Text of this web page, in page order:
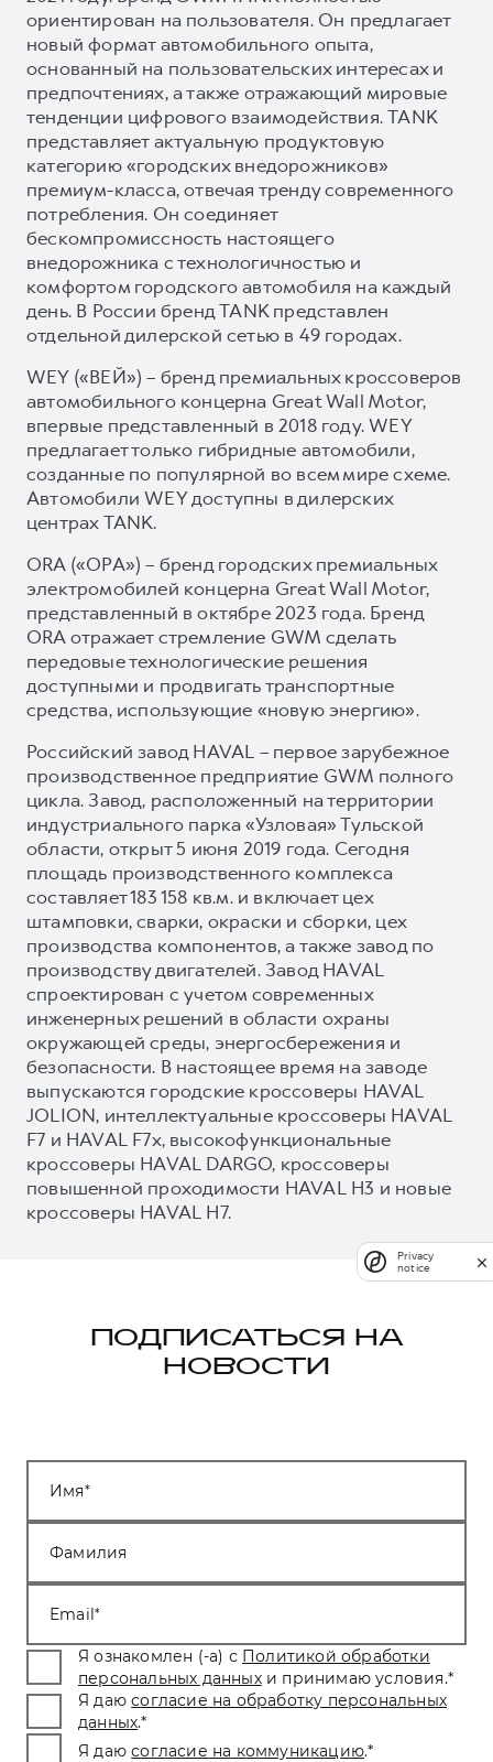
ориентирован на пользователя. Он предлагает
новый формат автомобильного опыта,
основанный на пользовательских интересах и
предпочтениях, а также отражающий мировые
тенденции цифрового взаимодействия. TANK
представляет актуальную продуктовую
категорию «городских внедорожников»
премиум-класса, отвечая тренду современного
потребления. Он соединяет
бескомпромиссность настоящего
внедорожника с технологичностью и
комфортом городского автомобиля на каждый
день. В России бренд TANK представлен
отдельной дилерской сетью в 49 городах.
WEY («ВЕЙ») – бренд премиальных кроссоверов
автомобильного концерна Great Wall Motor,
впервые представленный в 2018 году. WEY
предлагает только гибридные автомобили,
созданные по популярной во всем мире схеме.
Автомобили WEY доступны в дилерских
центрах TANK.
ORA («ОРА») – бренд городских премиальных
электромобилей концерна Great Wall Motor,
представленный в октябре 2023 года. Бренд
ORA отражает стремление GWM сделать
передовые технологические решения
доступными и продвигать транспортные
средства, использующие «новую энергию».
Российский завод HAVAL – первое зарубежное
производственное предприятие GWM полного
цикла. Завод, расположенный на территории
индустриального парка «Узловая» Тульской
области, открыт 5 июня 2019 года. Сегодня
площадь производственного комплекса
составляет 183 158 кв.м. и включает цех
штамповки, сварки, окраски и сборки, цех
производства компонентов, а также завод по
производству двигателей. Завод HAVAL
спроектирован с учетом современных
инженерных решений в области охраны
окружающей среды, энергосбережения и
безопасности. В настоящее время на заводе
выпускаются городские кроссоверы HAVAL
JOLION, интеллектуальные кроссоверы HAVAL
F7 и HAVAL F7x, высокофункциональные
кроссоверы HAVAL DARGO, кроссоверы
повышенной проходимости HAVAL H3 и новые
кроссоверы HAVAL H7.
ПОДПИСАТЬСЯ НА
НОВОСТИ
Имя
Фамилия
Email
Я ознакомлен (-а) с Политикой обработки
персональных данных и принимаю условия.*
Я даю согласие на обработку персональных
данных.*
Я даю согласие на коммуникацию.*
Privacy
notice